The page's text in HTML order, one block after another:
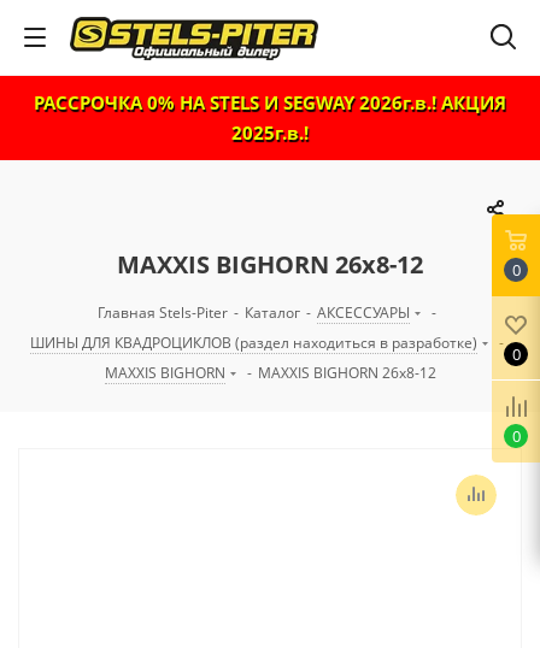
РАССРОЧКА 0% НА STELS И SEGWAY 2026г.в.! АКЦИЯ
2025г.в.!
MAXXIS BIGHORN 26x8-12
Главная Stels-Piter - Каталог - АКСЕССУАРЫ
-
ШИНЫ ДЛЯ КВАДРОЦИКЛОВ (раздел находиться в разработке)
-
MAXXIS BIGHORN
- MAXXIS BIGHORN 26x8-12
0
0
0